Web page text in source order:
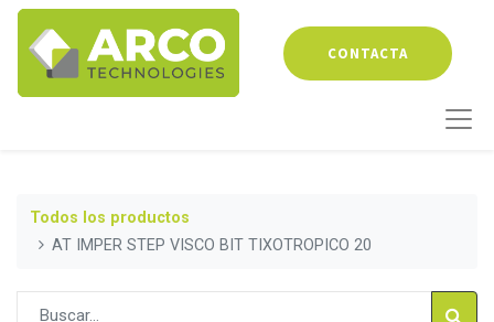
CONTACTA
Todos los productos
AT IMPER STEP VISCO BIT TIXOTROPICO 20